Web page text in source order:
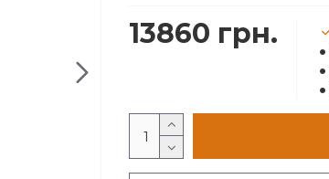
13860 грн.